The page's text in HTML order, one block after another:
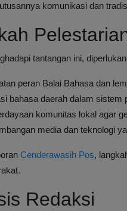
komunikasi dan
tantangan ini,
peran Balai Bahasa dan
bahasa daerah dalam sistem
komunitas lokal agar
media dan teknologi
Cenderawasih Pos,
Redaksi